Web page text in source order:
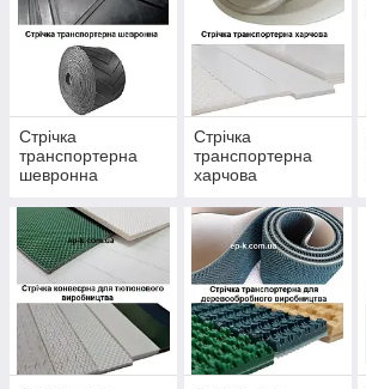
Стрічка
транспортерна
шевронна
Стрічка
транспортерна
харчова